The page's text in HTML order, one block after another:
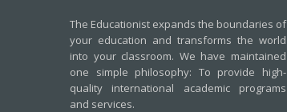
The Educationist expands the boundaries of
your education and transforms the world
into your classroom. We have maintained
one simple philosophy: To provide high-
quality international academic programs
and services.